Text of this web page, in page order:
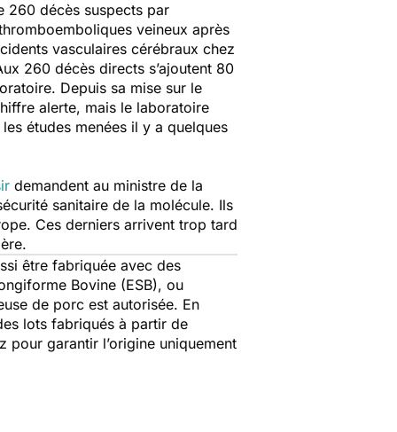
260 décès suspects par
veineux après
vasculaires cérébraux chez
260 décès directs s’ajoutent 80
Depuis sa mise sur le
alerte, mais le laboratoire
études menées il y a quelques
demandent au ministre de la
sanitaire de la molécule. Ils
Ces derniers arrivent trop tard
être fabriquée avec des
Bovine (ESB), ou
de porc est autorisée. En
lots fabriqués à partir de
pour garantir l’origine uniquement